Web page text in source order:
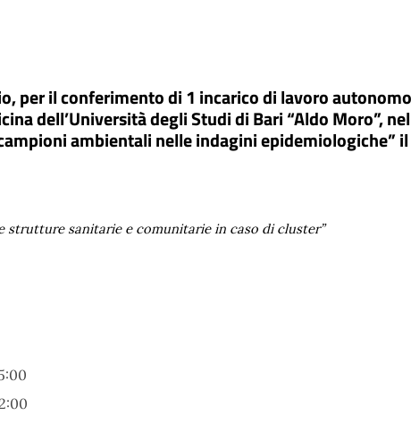
per il conferimento di 1 incarico di lavoro autonomo
dell’Università degli Studi di Bari “Aldo Moro”,
ambientali nelle indagini epidemiologiche”
strutture sanitarie e comunitarie in caso di cluster”